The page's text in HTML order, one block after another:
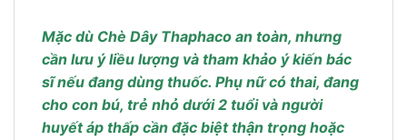
Mặc dù Chè Dây Thaphaco an toàn, nhưng
cần lưu ý liều lượng và tham khảo ý kiến bác
sĩ nếu đang dùng thuốc. Phụ nữ có thai, đang
cho con bú, trẻ nhỏ dưới 2 tuổi và người
huyết áp thấp cần đặc biệt thận trọng hoặc